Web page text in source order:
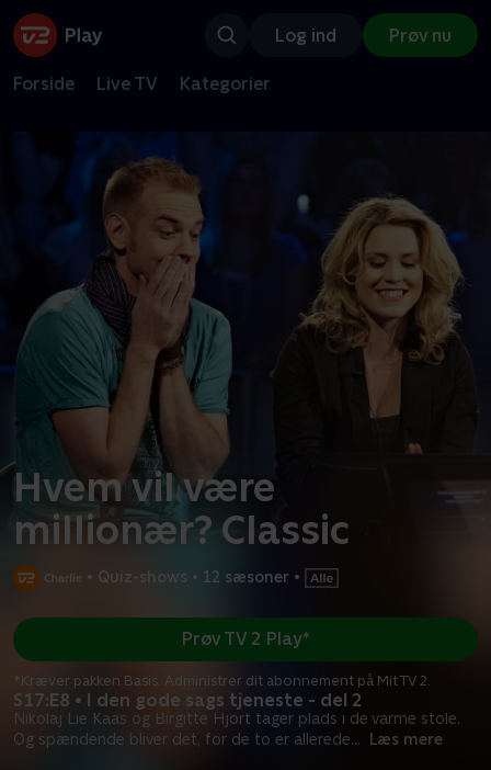
Log ind Prøv nu
Forside Live TV Kategorier
Hvem vil være
millionær? Classic
• Quiz-shows • 12 sæsoner •
S17:E8 • I den gode sags tjeneste - del 2
Nikolaj Lie Kaas og Birgitte Hjort tager plads i de varme stole.
Og spændende bliver det, for de to er allerede... Læs mere
Prøv TV 2 Play*
*Kræver pakken Basis. Administrer dit abonnement på Mit TV 2.